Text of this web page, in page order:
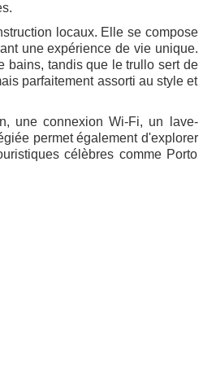
locaux. Elle se compose
une expérience de vie unique.
bains, tandis que le trullo sert de
parfaitement assorti au style et
une connexion Wi-Fi, un lave-
permet également d'explorer
célèbres comme Porto